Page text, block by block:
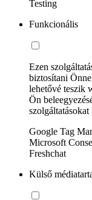
Testing
Funkcionális
Ezen
biztosítani
lehetővé teszik
Ön
Google Tag
Microsoft
Freshchat
Külső